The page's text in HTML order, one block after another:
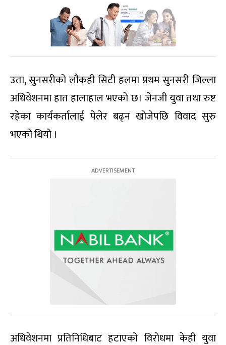
उता, सुनसरीको लौकही सिटी हलमा प्रथम सुनसरी जिल्ला
अधिवेशनमा हात हालाहाल भएको छ। जेनजी युवा तथा रुष्ट
रहेका कार्यकर्तालाई पेलेर बढ्न खोजेपछि विवाद सुरु
भएको थियो ।
अधिवेशनमा प्रतिनिधिबाट हटाएको विरोधमा केही युवा